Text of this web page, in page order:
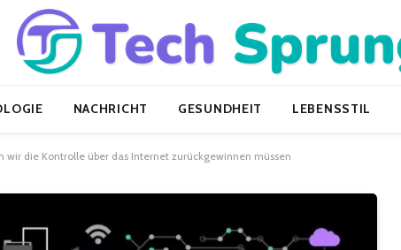
NACHRICHT GESUNDHEIT LEBENSSTIL
wir die Kontrolle über das Internet zurückgewinnen müssen